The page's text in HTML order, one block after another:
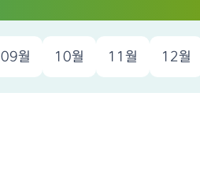
09월 10월 11월 12월